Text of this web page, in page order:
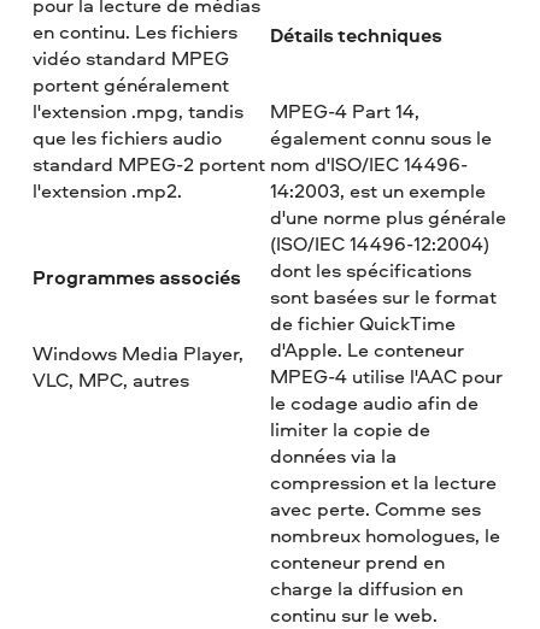
en continu. Les fichiers
vidéo standard MPEG
portent généralement
l'extension .mpg, tandis
que les fichiers audio
standard MPEG-2 portent
l'extension .mp2.
Programmes associés
Windows Media Player,
VLC, MPC, autres
Détails techniques
MPEG-4 Part 14,
également connu sous le
nom d'ISO/IEC 14496-
14:2003, est un exemple
d'une norme plus générale
(ISO/IEC 14496-12:2004)
dont les spécifications
sont basées sur le format
de fichier QuickTime
d'Apple. Le conteneur
MPEG-4 utilise l'AAC pour
le codage audio afin de
limiter la copie de
données via la
compression et la lecture
avec perte. Comme ses
nombreux homologues, le
conteneur prend en
charge la diffusion en
continu sur le web.